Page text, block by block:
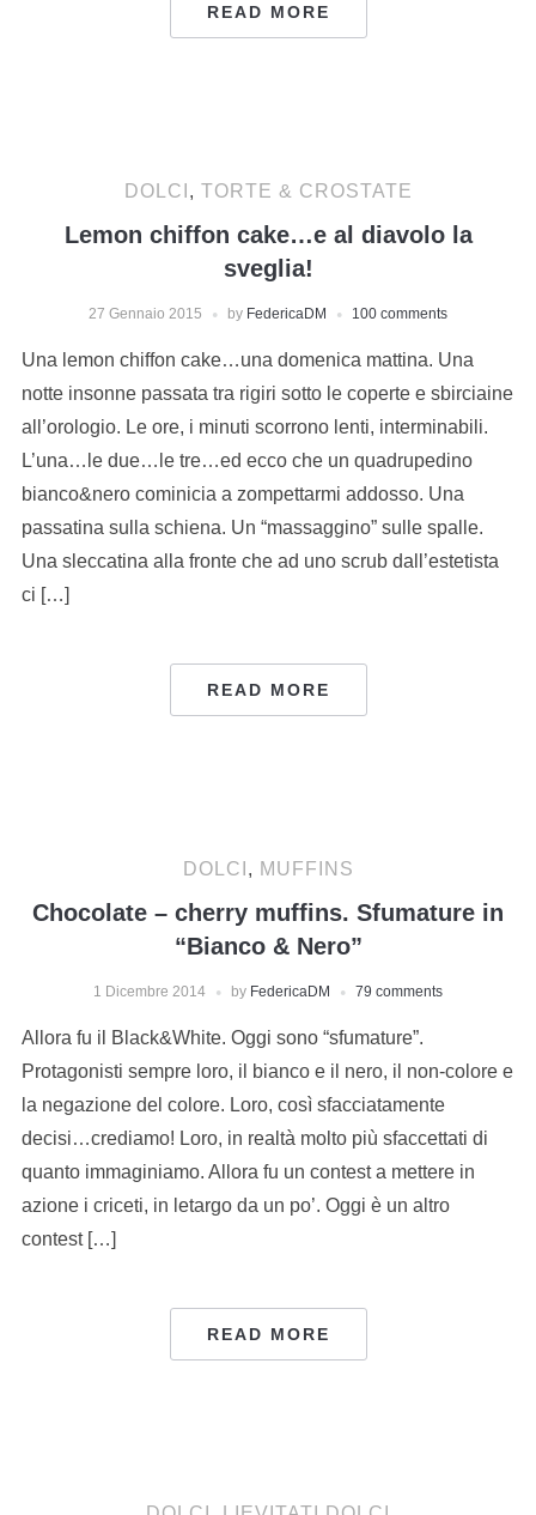
READ MORE
DOLCI , TORTE & CROSTATE
Lemon chiffon cake…e al diavolo la
sveglia!
27 Gennaio 2015 by FedericaDM 100 comments
Una lemon chiffon cake…una domenica mattina. Una
notte insonne passata tra rigiri sotto le coperte e sbirciaine
all’orologio. Le ore, i minuti scorrono lenti, interminabili.
L’una…le due…le tre…ed ecco che un quadrupedino
bianco&nero cominicia a zompettarmi addosso. Una
passatina sulla schiena. Un “massaggino” sulle spalle.
Una sleccatina alla fronte che ad uno scrub dall’estetista
ci […]
READ MORE
DOLCI , MUFFINS
Chocolate – cherry muffins. Sfumature in
“Bianco & Nero”
1 Dicembre 2014 by FedericaDM 79 comments
Allora fu il Black&White. Oggi sono “sfumature”.
Protagonisti sempre loro, il bianco e il nero, il non-colore e
la negazione del colore. Loro, così sfacciatamente
decisi…crediamo! Loro, in realtà molto più sfaccettati di
quanto immaginiamo. Allora fu un contest a mettere in
azione i criceti, in letargo da un po’. Oggi è un altro
contest […]
READ MORE